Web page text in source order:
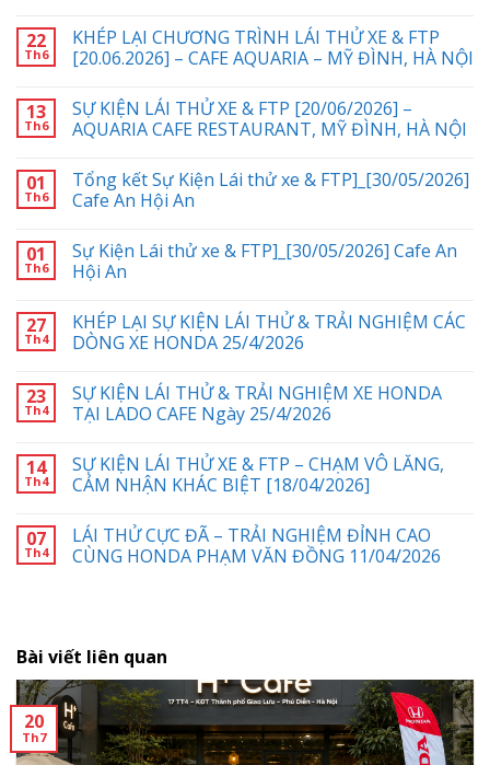
22
Th6
KHÉP LẠI CHƯƠNG TRÌNH LÁI THỬ XE & FTP
[20.06.2026] – CAFE AQUARIA – MỸ ĐÌNH, HÀ NỘI
13
Th6
SỰ KIỆN LÁI THỬ XE & FTP [20/06/2026] –
AQUARIA CAFE RESTAURANT, MỸ ĐÌNH, HÀ NỘI
01
Th6
Tổng kết Sự Kiện Lái thử xe & FTP]_[30/05/2026]
Cafe An Hội An
01
Th6
Sự Kiện Lái thử xe & FTP]_[30/05/2026] Cafe An
Hội An
27
Th4
KHÉP LẠI SỰ KIỆN LÁI THỬ & TRẢI NGHIỆM CÁC
DÒNG XE HONDA 25/4/2026
23
Th4
SỰ KIỆN LÁI THỬ & TRẢI NGHIỆM XE HONDA
TẠI LADO CAFE Ngày 25/4/2026
14
Th4
SỰ KIỆN LÁI THỬ XE & FTP – CHẠM VÔ LĂNG,
CẢM NHẬN KHÁC BIỆT [18/04/2026]
07
Th4
LÁI THỬ CỰC ĐÃ – TRẢI NGHIỆM ĐỈNH CAO
CÙNG HONDA PHẠM VĂN ĐỒNG 11/04/2026
Bài viết liên quan
20
Th7